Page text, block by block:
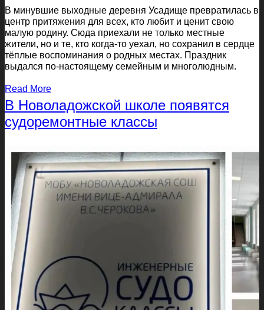
В минувшие выходные деревня Усадище превратилась в
центр притяжения для всех, кто любит и ценит свою
малую родину. Сюда приехали не только местные
жители, но и те, кто когда-то уехал, но сохранил в сердце
тёплые воспоминания о родных местах. Праздник
выдался по-настоящему семейным и многолюдным.
Read More
В Новоладожской школе появятся
судоремонтные классы